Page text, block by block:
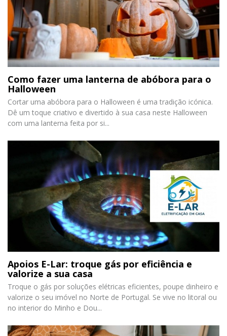
Como fazer uma lanterna de abóbora para o
Halloween
Cortar uma abóbora para o Halloween é uma tradição icónica.
Dê um toque criativo e divertido à sua casa neste Halloween
com uma lanterna feita por si...
Apoios E-Lar: troque gás por eficiência e
valorize a sua casa
Troque o gás por soluções elétricas eficientes, poupe dinheiro e
valorize o seu imóvel no Norte de Portugal. Se vive no litoral ou
no interior do Minho e Dou...